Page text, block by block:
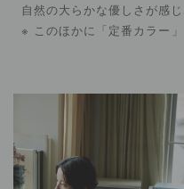
自然の大らかな優しさが感
※ このほかに「定番カラー